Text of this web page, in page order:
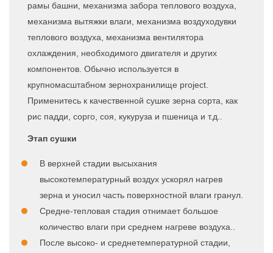
рамы башни, механизма забора теплового воздуха,
механизма вытяжки влаги, механизма воздуходувки
теплового воздуха, механизма вентилятора
охлаждения, необходимого двигателя и других
компонентов. Обычно используется в
крупномасштабном зернохранилище project.
Применитесь к качественной сушке зерна сорта, как
рис падди, сорго, соя, кукуруза и пшеница и т.д..
Этап сушки
В верхней стадии высыхания
высокотемпературный воздух ускорял нагрев
зерна и уносил часть поверхностной влаги гранул.
Средне-тепловая стадия отнимает большое
количество влаги при среднем нагреве воздуха..
После высоко- и среднетемпературной стадии,